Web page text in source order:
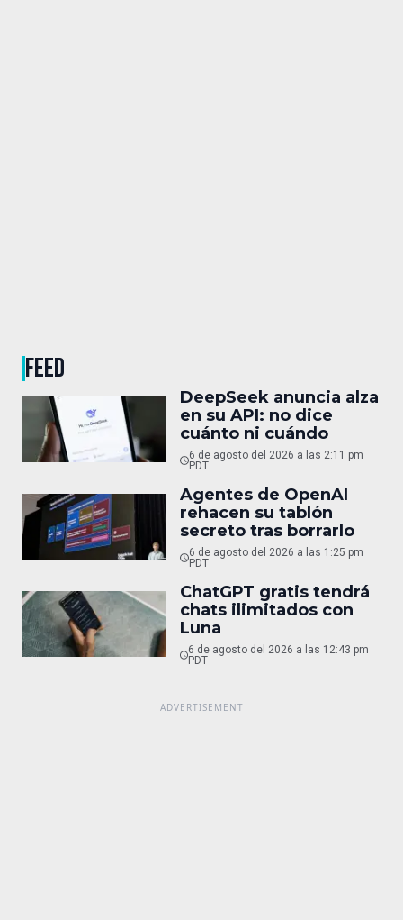
FEED
DeepSeek anuncia alza
en su API: no dice
cuánto ni cuándo
6 de agosto del 2026 a las 2:11 pm
PDT
Agentes de OpenAI
rehacen su tablón
secreto tras borrarlo
6 de agosto del 2026 a las 1:25 pm
PDT
ChatGPT gratis tendrá
chats ilimitados con
Luna
6 de agosto del 2026 a las 12:43 pm
PDT